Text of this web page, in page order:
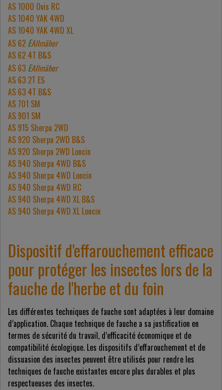
AS 1000 Ovis RC
AS 1040 YAK 4WD
AS 1040 YAK 4WD XL
AS 62 EAllmäher
AS 62 4T B&S
AS 63 EAllmäher
AS 63 2T ES
AS 63 4T B&S
AS 701 SM
AS 901 SM
AS 915 Sherpa 2WD
AS 920 Sherpa 2WD B&S
AS 920 Sherpa 2WD Loncin
AS 940 Sherpa 4WD B&S
AS 940 Sherpa 4WD Loncin
AS 940 Sherpa 4WD RC
AS 940 Sherpa 4WD XL B&S
AS 940 Sherpa 4WD XL Loncin
Dispositif d'effarouchement efficace
pour protéger les insectes lors de la
fauche de l'herbe et du foin
Les différentes techniques de fauche sont adaptées à leur domaine
d’application. Chaque technique de fauche a sa justification en
termes de sécurité du travail, d’efficacité économique et de
compatibilité écologique. Les dispositifs d’effarouchement et de
dissuasion des insectes peuvent être utilisés pour rendre les
techniques de fauche existantes encore plus durables et plus
respectueuses des insectes.